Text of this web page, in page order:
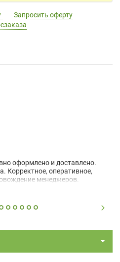
Запросить оферту
оформлено и доставлено.
Корректное, оперативное,
менеджеров.